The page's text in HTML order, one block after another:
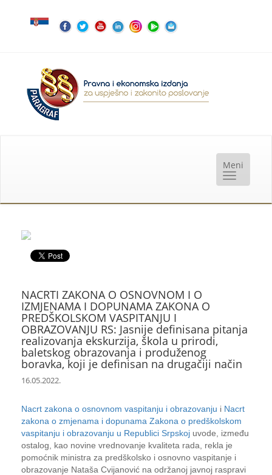
NACRTI ZAKONA O OSNOVNOM I O
IZMJENAMA I DOPUNAMA ZAKONA O
PREDŠKOLSKOM VASPITANJU I
OBRAZOVANJU RS: Jasnije definisana pitanja
realizovanja ekskurzija, škola u prirodi,
baletskog obrazovanja i produženog
boravka, koji je definisan na drugačiji način
16.05.2022.
Nacrt zakona o osnovnom vaspitanju i obrazovanju i Nacrt
zakona o zmjenama i dopunama Zakona o predškolskom
vaspitanju i obrazovanju u Republici Srpskoj uvode, između
ostalog, kao novine vrednovanje kvaliteta rada, rekla je
pomoćnik ministra za predškolsko i osnovno vaspitanje i
obrazovanje Nataša Cvijanović na održanoj javnoj raspravi